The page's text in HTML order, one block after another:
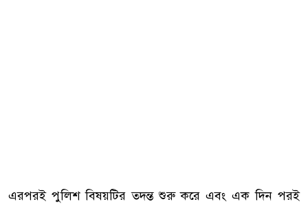
এরপরই পুলিশ বিষয়টির তদন্ত শুরু করে এবং এক দিন পরই